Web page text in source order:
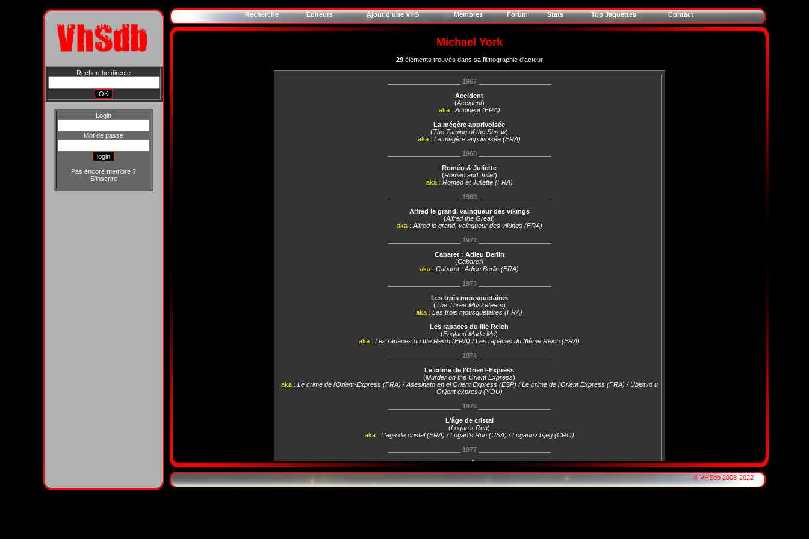
Recherche directe
Login
Mot de passe
Pas encore membre ?
S'inscrire
Recherche Editeurs Ajout d'une VHS Membres Forum Stats Top Jaquettes Contact
Michael York
29éléments trouvés dans sa filmographie d'acteur
1967____________________
Accident
(Accident)
aka : Accident (FRA)
La mégère apprivoisée
(The Taming of the Shrew)
aka : La mégère apprivoisée (FRA)
1968____________________
Roméo & Juliette
(Romeo and Juliet)
aka : Roméo et Juliette (FRA)
1969____________________
Alfred le grand, vainqueur des vikings
(Alfred the Great)
aka : Alfred le grand, vainqueur des vikings (FRA)
1972____________________
Cabaret : Adieu Berlin
(Cabaret)
aka : Cabaret : Adieu Berlin (FRA)
1973____________________
Les trois mousquetaires
(The Three Musketeers)
aka : Les trois mousquetaires (FRA)
Les rapaces du IIIe Reich
(England Made Me)
aka : Les rapaces du IIIe Reich (FRA) / Les rapaces du IIIème Reich (FRA)
1974____________________
Le crime de l'Orient-Express
(Murder on the Orient Express)
aka : Le crime de l'Orient-Express (FRA) / Asesinato en el Orient Express (ESP) / Le crime de l'Orient Express (FRA) / Ubistvo u
Orijent expresu (YOU)
1976____________________
L'âge de cristal
(Logan's Run)
aka : L'age de cristal (FRA) / Logan's Run (USA) / Loganov bijeg (CRO)
1977____________________
(The Last Remake of Beau Geste)
Mon beau légionnaire (FRA)
© VHSdb 2008-2022